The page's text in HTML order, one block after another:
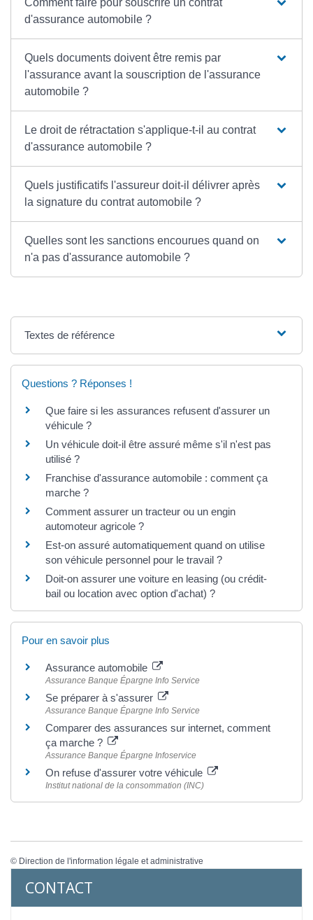
Comment faire pour souscrire un contrat
d'assurance automobile ?
Quels documents doivent être remis par
l'assurance avant la souscription de l'assurance
automobile ?
Le droit de rétractation s'applique-t-il au contrat
d'assurance automobile ?
Quels justificatifs l'assureur doit-il délivrer après
la signature du contrat automobile ?
Quelles sont les sanctions encourues quand on
n'a pas d'assurance automobile ?
Textes de référence
Questions ? Réponses !
Que faire si les assurances refusent d'assurer un
véhicule ?
Un véhicule doit-il être assuré même s'il n'est pas
utilisé ?
Franchise d'assurance automobile : comment ça
marche ?
Comment assurer un tracteur ou un engin
automoteur agricole ?
Est-on assuré automatiquement quand on utilise
son véhicule personnel pour le travail ?
Doit-on assurer une voiture en leasing (ou crédit-
bail ou location avec option d'achat) ?
Pour en savoir plus
Assurance automobile
Assurance Banque Épargne Info Service
Se préparer à s'assurer
Assurance Banque Épargne Info Service
Comparer des assurances sur internet, comment
ça marche ?
Assurance Banque Épargne Infoservice
On refuse d'assurer votre véhicule
Institut national de la consommation (INC)
© Direction de l'information légale et administrative
CONTACT